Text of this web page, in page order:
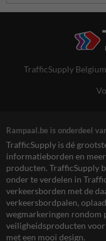
TrafficSupply Belgium
Rampaal.be is onderdeel
TrafficSupply is dé
informatieborden en
producten. TrafficSupply
onder te verdelen in
verkeersborden met de
verkeersbordpalen,
wegmarkeringen rondom
veiligheidsproducten
met een mooi design.